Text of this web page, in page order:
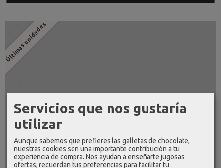
Últimas unidades
Servicios que nos gustaría
utilizar
Aunque sabemos que prefieres las galletas de chocolate,
nuestras cookies son una importante contribución a tu
experiencia de compra. Nos ayudan a enseñarte jugosas
ofertas, recuerdan tus preferencias para facilitar tu